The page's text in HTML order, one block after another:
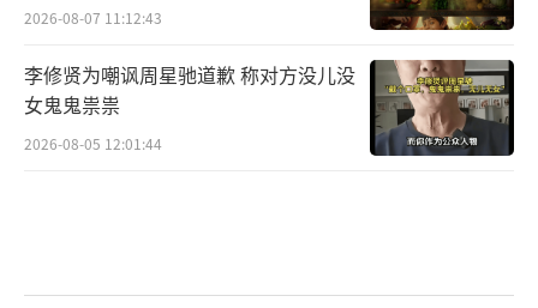
2026-08-07 11:12:43
李修贤为嘲讽周星驰道歉 称对方没儿没
女鬼鬼祟祟
2026-08-05 12:01:44